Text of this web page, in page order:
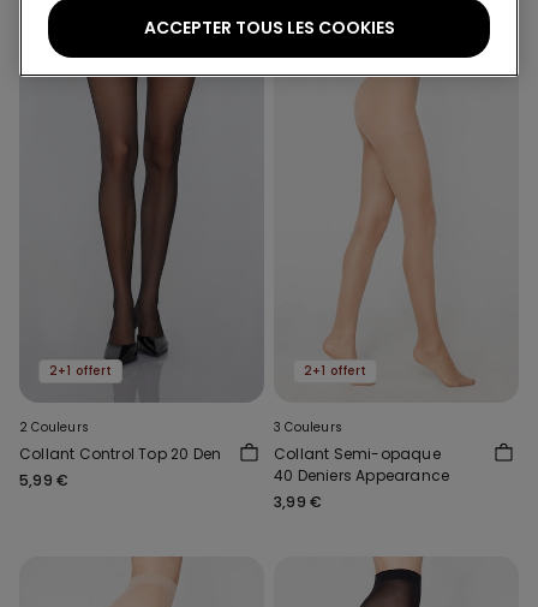
2+1 offert
2 Couleurs
Collant Control Top 20 Den
5,99 €
2+1 offert
3 Couleurs
Collant Semi-opaque
40 Deniers Appearance
3,99 €
ACCEPTER TOUS LES COOKIES